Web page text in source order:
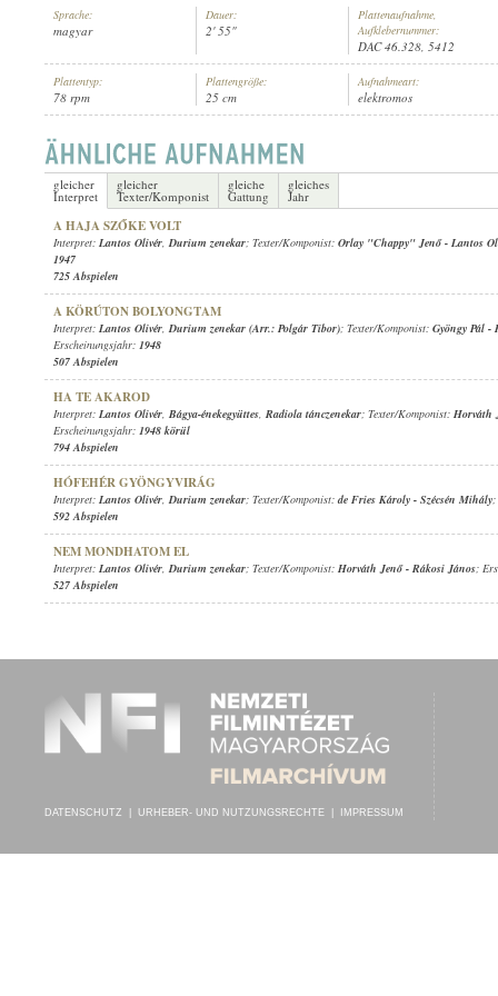
Sprache:
magyar
Dauer:
2' 55"
Plattenaufnahme,
Aufklebernummer:
DAC 46.328, 5412
Plattentyp:
78 rpm
Plattengröße:
25 cm
Aufnahmeart:
elektromos
gleicher
Interpret
gleicher
Texter/Komponist
gleiche
Gattung
gleiches
Jahr
A HAJA SZŐKE VOLT
Interpret: Lantos Olivér,Durium zenekar; Texter/Komponist: Orlay "Chappy" Jenő- Lantos
1947
725 Abspielen
A KÖRÚTON BOLYONGTAM
Interpret: Lantos Olivér,Durium zenekar (Arr.: Polgár Tibor); Texter/Komponist: Gyöngy Pál -
Erscheinungsjahr: 1948
507 Abspielen
HA TE AKAROD
Interpret: Lantos Olivér, Bágya-énekegyüttes, Radiola tánczenekar; Texter/Komponist: Horváth
Erscheinungsjahr: 1948 körül
794 Abspielen
HÓFEHÉR GYÖNGYVIRÁG
Interpret: Lantos Olivér,Durium zenekar; Texter/Komponist:de Fries Károly - Szécsén Mihály;
592 Abspielen
NEM MONDHATOM EL
Interpret: Lantos Olivér,Durium zenekar; Texter/Komponist: Horváth Jenő- Rákosi János;
527 Abspielen
DATENSCHUTZ URHEBER- UND NUTZUNGSRECHTE IMPRESSUM